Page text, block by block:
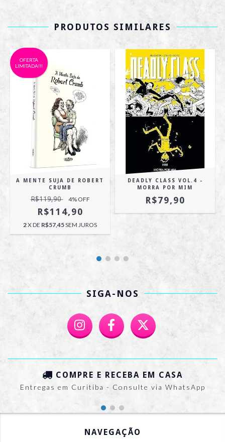
PRODUTOS SIMILARES
OFERTA
LIMITADA!!!
A MENTE SUJA DE ROBERT
CRUMB
R$119,90 4% OFF
R$114,90
2X DE R$57,45SEM JUROS
DEADLY CLASS VOL.4 -
MORRA POR MIM
R$79,90
SIGA-NOS
COMPRE E RECEBA EM CASA
Entregas em Curitiba - Consulte via WhatsApp
NAVEGAÇÃO